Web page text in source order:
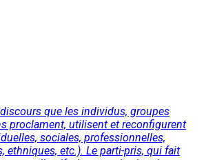
discours que les individus, groupes
proclament, utilisent et reconfigurent
sociales, professionnelles,
ethniques, etc.). Le parti-pris, qui fait